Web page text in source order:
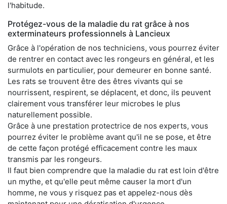
l'habitude.
Protégez-vous de la maladie du rat grâce à nos
exterminateurs professionnels à Lancieux
Grâce à l'opération de nos techniciens, vous pourrez éviter
de rentrer en contact avec les rongeurs en général, et les
surmulots en particulier, pour demeurer en bonne santé.
Les rats se trouvent être des êtres vivants qui se
nourrissent, respirent, se déplacent, et donc, ils peuvent
clairement vous transférer leur microbes le plus
naturellement possible.
Grâce à une prestation protectrice de nos experts, vous
pourrez éviter le problème avant qu'il ne se pose, et être
de cette façon protégé efficacement contre les maux
transmis par les rongeurs.
Il faut bien comprendre que la maladie du rat est loin d'être
un mythe, et qu'elle peut même causer la mort d'un
homme, ne vous y risquez pas et appelez-nous dès